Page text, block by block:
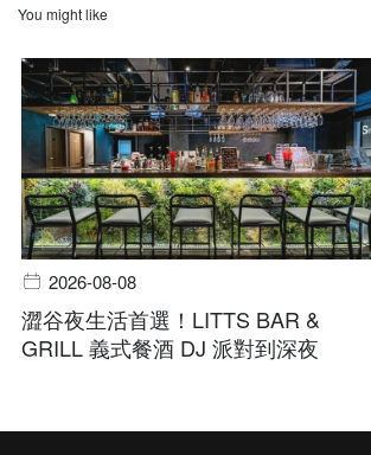
You might like
2026-08-08
澀谷夜生活首選！LITTS BAR &
GRILL 義式餐酒 DJ 派對到深夜